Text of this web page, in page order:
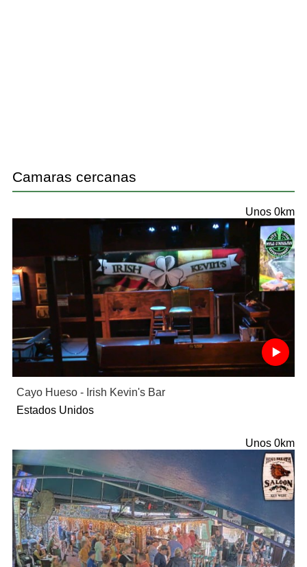
Camaras cercanas
Unos 0km
Cayo Hueso - Irish Kevin's Bar
Estados Unidos
Unos 0km